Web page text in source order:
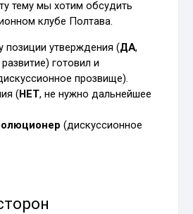
тему мы хотим обсудить
клубе Полтава.
позиции утверждения (ДА,
готовил и
прозвище).
(НЕТ, не нужно дальнейшее
(дискуссионное